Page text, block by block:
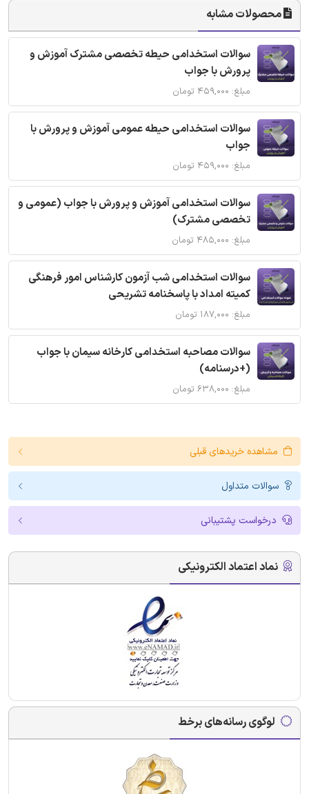
محصولات مشابه
سوالات استخدامی حیطه تخصصی مشترک آموزش و
پرورش با جواب
مبلغ: ۴۵۹,۰۰۰ تومان
سوالات استخدامی حیطه عمومی آموزش و پرورش با
جواب
مبلغ: ۴۵۹,۰۰۰ تومان
سوالات استخدامی آموزش و پرورش با جواب (عمومی و
تخصصی مشترک)
مبلغ: ۴۸۵,۰۰۰ تومان
سوالات استخدامی شب آزمون کارشناس امور فرهنگی
کمیته امداد با پاسخنامه تشریحی
مبلغ: ۱۸۷,۰۰۰ تومان
سوالات مصاحبه استخدامی کارخانه سیمان با جواب
(+درسنامه)
مبلغ: ۶۳۸,۰۰۰ تومان
مشاهده خریدهای قبلی
سوالات متداول
درخواست پشتیبانی
نماد اعتماد الکترونیکی
لوگوی رسانه‌های برخط